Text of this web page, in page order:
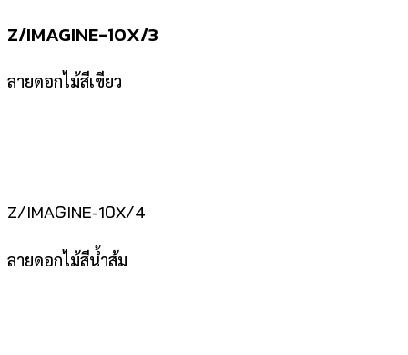
Z/IMAGINE-10X/3
ลายดอกไม้สีเขียว
Z/IMAGINE-10X/4
ลายดอกไม้สีน้ำส้ม